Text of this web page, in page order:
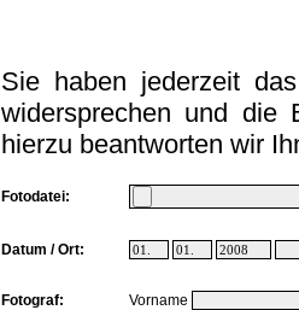
Sie haben jederzeit
widersprechen und die
hierzu beantworten wir
Fotodatei:
Datum / Ort:
Fotograf:
Vorname